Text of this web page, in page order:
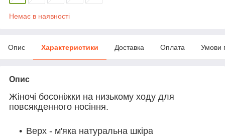
Немає в наявності
Опис Характеристики Доставка Оплата Умови
Опис
Жіночі босоніжки на низькому ходу для
повсякденного носіння.
Верх - м'яка натуральна шкіра